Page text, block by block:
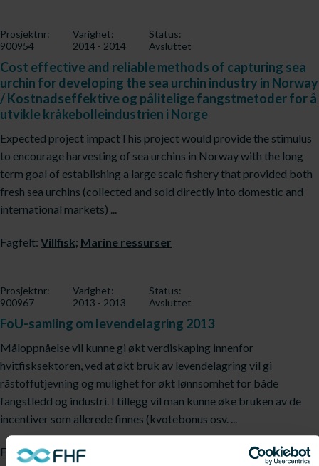
Prosjektnr:
900954
Varighet:
2014 - 2014
Status:
Avsluttet
Cost effective and reliable methods of capturing sea
urchin for developing the sea urchin industry in Norway
/ Kostnadseffektive og pålitelige fangstmetoder for å
utvikle kråkebolleindustrien i Norge
Expected project impactThis project would provide the stimulus
to encourage harvesting of sea urchins in Norway with the long
term goal of establishing a large scale fishery that provided both
fresh sea urchins (collected and sold directly into domestic and
international markets) ...
Fagfelt: Villfisk; Marine ressurser
Prosjektnr:
900967
Varighet:
2013 - 2013
Status:
Avsluttet
FoU-samling om levendelagring 2013
Måloppnåelse vil kunne gi økt verdiskaping innenfor
hvitfisksektoren, ved at økt bruk av levendelagring vil gi
råstoffutjevning og mulighet for økt lønnsomhet for både
fangstledd og industri. I tillegg vil man kunne øke bruken av de
incentiver som allerede finnes (kvotebonus osv. ...
Fagfelt:Villfisk;Marine ressurser